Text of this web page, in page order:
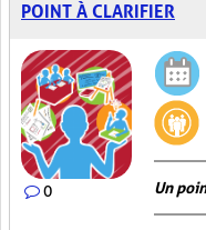
POINT À CLARIFIER
0 Un